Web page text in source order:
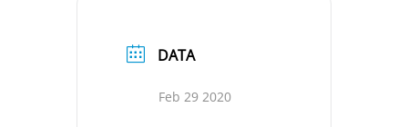
DATA
Feb 29 2020